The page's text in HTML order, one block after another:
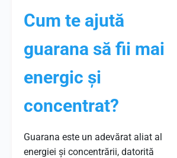
Cum te ajută
guarana să fii mai
energic și
concentrat?
Guarana este un adevărat aliat al
energiei și concentrării, datorită